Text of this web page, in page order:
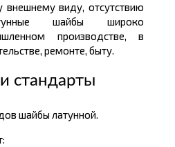
внешнему виду, отсутствию
шайбы широко
производстве, в
ремонте, быту.
стандарты
шайбы латунной.